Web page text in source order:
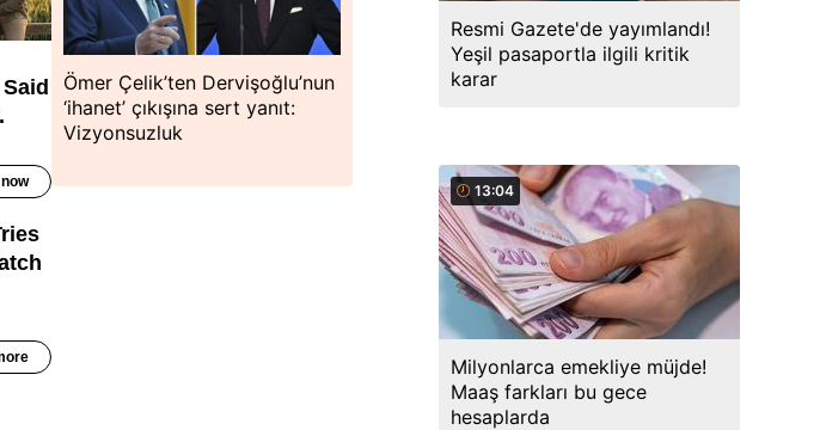
Ömer Çelik’ten Dervişoğlu’nun
‘ihanet’ çıkışına sert yanıt:
Vizyonsuzluk
Resmi Gazete'de yayımlandı!
Yeşil pasaportla ilgili kritik
karar
13:04
Milyonlarca emekliye müjde!
Maaş farkları bu gece
hesaplarda